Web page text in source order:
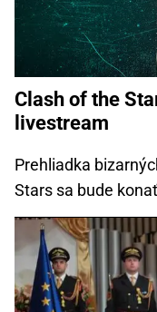
Clash of the
livestream
Prehliadka
Stars sa bude